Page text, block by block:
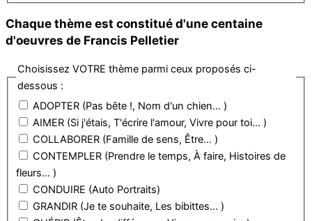
Chaque thème est constitué d'une centaine
d'oeuvres de Francis Pelletier
Choisissez VOTRE thème parmi ceux proposés ci-
dessous :
ADOPTER (Pas bête !, Nom d'un chien... )
AIMER (Si j'étais, T'écrire l'amour, Vivre pour toi... )
COLLABORER (Famille de sens, Être... )
CONTEMPLER (Prendre le temps, À faire, Histoires de
fleurs... )
CONDUIRE (Auto Portraits)
GRANDIR (Je te souhaite, Les bibittes... )